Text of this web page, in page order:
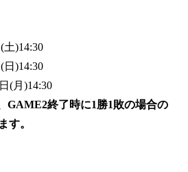
土)14:30
日)14:30
(月)14:30
GAME2終了時に1勝1敗の場合の
す。